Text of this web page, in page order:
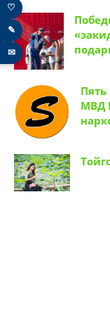
МВД
♡
✎
✉